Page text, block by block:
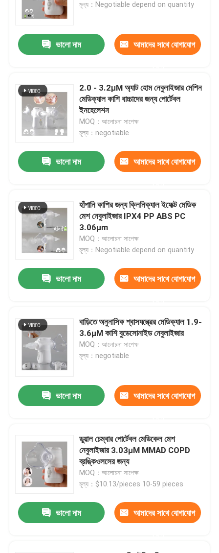
বাড়ি
আমাদের সম্পর্কে
মান নিয়ন্ত্রণ
যোগাযোগ করুন
খবর
মামলা
মেশ নেবুলাইজার মেশিন
অ্যাজমা মেশ নেবুলাইজার
মেডিকেল জাল নেবুলাইজার
পোর্টেবল ইনহেলার নেবুলাইজার
প্রাপ্তবয়স্ক নেবুলাইজার মেশিন
কাশি ইনহেলার মেশিন
মূল্য：Negotiable depend on quantity
ভালো দাম আমাদের সাথে যোগাযোগ
2.0 - 3.2μM অ্যাট হোম নেবুলাইজার মেশিন
মেডিক্যাল কাশি বাচ্চাদের জন্য পোর্টেবল
ইনহেলেশন
MOQ：আলোচনা সাপেক্ষ
মূল্য：negotiable
ভালো দাম আমাদের সাথে যোগাযোগ
হাঁপানি কাশির জন্য ক্লিনিক্যাল ইফেক্ট মেডিক
মেশ নেবুলাইজার IPX4 PP ABS PC
3.06μm
MOQ：আলোচনা সাপেক্ষ
মূল্য：Negotiable depend on quantity
ভালো দাম আমাদের সাথে যোগাযোগ
বাড়িতে অনুনাসিক শ্বাসযন্ত্রের মেডিক্যাল 1.9-
3.6μM কাশি বুডেসোনাইড নেবুলাইজার
MOQ：আলোচনা সাপেক্ষ
মূল্য：negotiable
ভালো দাম আমাদের সাথে যোগাযোগ
ডুয়াল চেম্বার পোর্টেবল মেডিকেল মেশ
নেবুলাইজার 3.03μM MMAD COPD
ব্রঙ্কিওলসের জন্য
MOQ：আলোচনা সাপেক্ষ
মূল্য：$10.13/pieces 10-59 pieces
ভালো দাম আমাদের সাথে যোগাযোগ